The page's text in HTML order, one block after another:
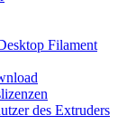
Filament
des Extruders